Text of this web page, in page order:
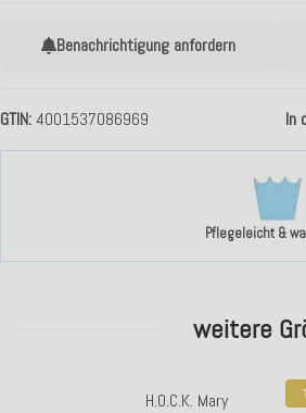
Pflegeleicht &
GTIN 4001537086969 In
Benachrichtigung anfordern
weitere
H.O.C.K. Mary